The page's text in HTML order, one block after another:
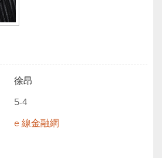
徐昂
5-4
e 線金融網